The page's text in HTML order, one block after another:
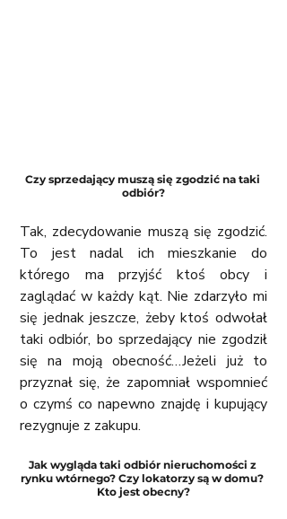
Czy sprzedający muszą się zgodzić na taki
odbiór?
Tak, zdecydowanie muszą się zgodzić.
To jest nadal ich mieszkanie do
którego ma przyjść ktoś obcy i
zaglądać w każdy kąt. Nie zdarzyło mi
się jednak jeszcze, żeby ktoś odwołał
taki odbiór, bo sprzedający nie zgodził
się na moją obecność…Jeżeli już to
przyznał się, że zapomniał wspomnieć
o czymś co napewno znajdę i kupujący
rezygnuje z zakupu.
Jak wygląda taki odbiór nieruchomości z
rynku wtórnego? Czy lokatorzy są w domu?
Kto jest obecny?